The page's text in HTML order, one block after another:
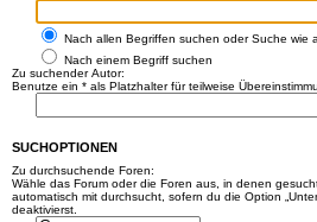
Nach allen Begriffen suchen oder Suche wie
Nach einem Begriff suchen
Zu suchender Autor:
Benutze ein * als Platzhalter für teilweise
SUCHOPTIONEN
Zu durchsuchende Foren:
Wähle das Forum oder die Foren aus, in denen
automatisch mit durchsucht, sofern du die Option
deaktivierst.